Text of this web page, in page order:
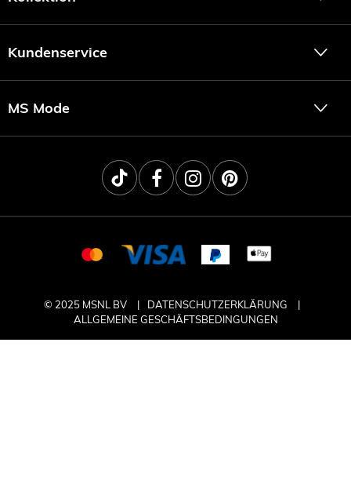
Kundenservice
MS Mode
© 2025 MSNL BV
DATENSCHUTZERKLÄRUNG
ALLGEMEINE GESCHÄFTSBEDINGUNGEN